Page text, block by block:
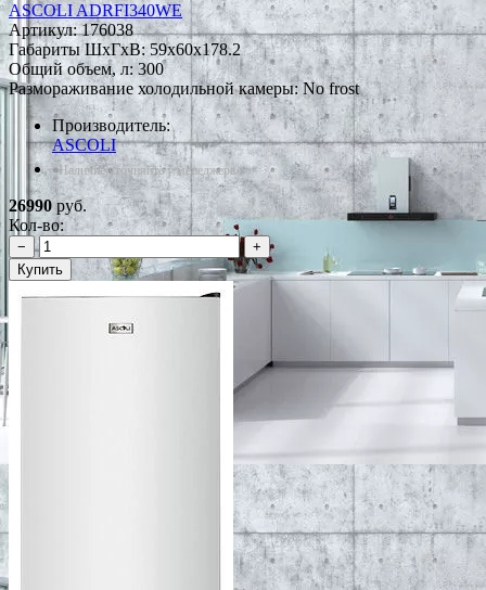
ASCOLI ADRFI340WE
Артикул:176038
Габариты ШxГxВ: 59x60x178.2
Общий объем, л: 300
Размораживание холодильной камеры: No frost
Производитель:
ASCOLI
*Наличие уточняйте у менеджера
26990руб.
Кол-во:
−
+
Купить